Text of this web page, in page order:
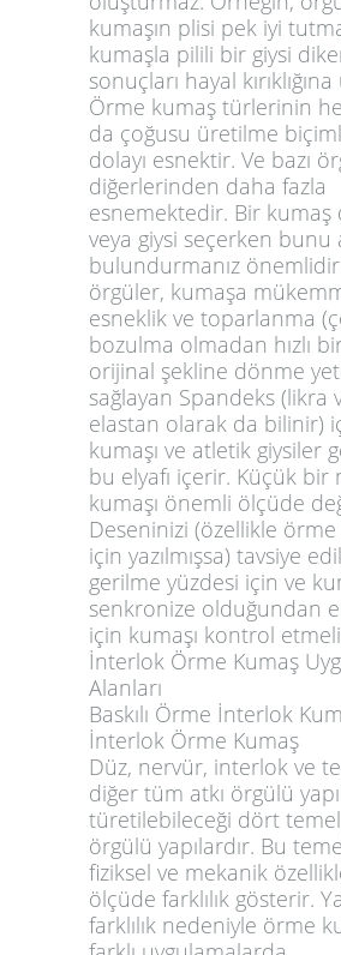
kumaşın plisi pek iyi
kumaşla pilili bir giysi
sonuçları hayal
Örme kumaş türlerinin
da çoğusu üretilme
dolayı esnektir. Ve bazı
diğerlerinden daha fazla
esnemektedir. Bir kumaş
veya giysi seçerken bunu
bulundurmanız önemlidir.
örgüler, kumaşa
esneklik ve toparlanma
bozulma olmadan hızlı
orijinal şekline dönme
sağlayan Spandeks (likra
elastan olarak da bilinir)
kumaşı ve atletik giysiler
bu elyafı içerir. Küçük bir
kumaşı önemli ölçüde
Deseninizi (özellikle
için yazılmışsa) tavsiye
gerilme yüzdesi için ve
senkronize olduğundan
için kumaşı kontrol
İnterlok Örme Kumaş
Alanları
Baskılı Örme İnterlok
İnterlok Örme Kumaş
Düz, nervür, interlok ve
diğer tüm atkı örgülü
türetilebileceği dört temel
örgülü yapılardır. Bu
fiziksel ve mekanik
ölçüde farklılık gösterir.
farklılık nedeniyle örme